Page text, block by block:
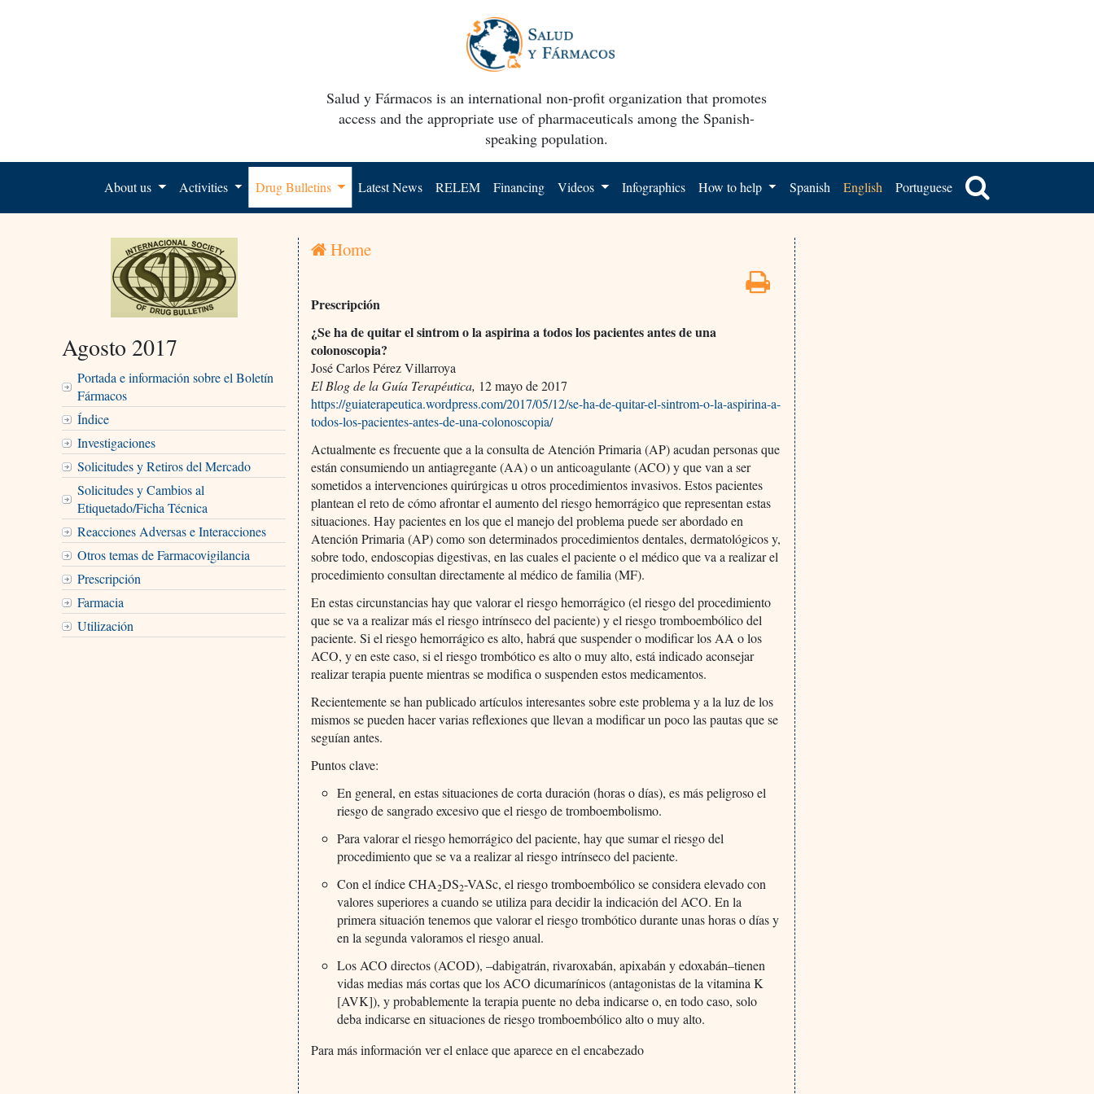
Salud y Fármacos is an international non-profit organization that promotes
access and the appropriate use of pharmaceuticals among the Spanish-
speaking population.
About us Activities Drug Bulletins Latest News RELEM Financing Videos Infographics How to help Spanish English Portuguese
Agosto 2017
Portada e información sobre el Boletín
Fármacos
Índice
Investigaciones
Solicitudes y Retiros del Mercado
Solicitudes y Cambios al
Etiquetado/Ficha Técnica
Reacciones Adversas e Interacciones
Otros temas de Farmacovigilancia
Prescripción
Farmacia
Utilización
Home
Prescripción
¿Se ha de quitar el sintrom o la aspirina a todos los pacientes antes de una
colonoscopia?
José Carlos Pérez Villarroya
El Blog de la Guía Terapéutica, 12 mayo de 2017
https://guiaterapeutica.wordpress.com/2017/05/12/se-ha-de-quitar-el-sintrom-o-la-aspirina-a-
todos-los-pacientes-antes-de-una-colonoscopia/
Actualmente es frecuente que a la consulta de Atención Primaria (AP) acudan personas que
están consumiendo un antiagregante (AA) o un anticoagulante (ACO) y que van a ser
sometidos a intervenciones quirúrgicas u otros procedimientos invasivos. Estos pacientes
plantean el reto de cómo afrontar el aumento del riesgo hemorrágico que representan estas
situaciones. Hay pacientes en los que el manejo del problema puede ser abordado en
Atención Primaria (AP) como son determinados procedimientos dentales, dermatológicos y,
sobre todo, endoscopias digestivas, en las cuales el paciente o el médico que va a realizar el
procedimiento consultan directamente al médico de familia (MF).
En estas circunstancias hay que valorar el riesgo hemorrágico (el riesgo del procedimiento
que se va a realizar más el riesgo intrínseco del paciente) y el riesgo tromboembólico del
paciente. Si el riesgo hemorrágico es alto, habrá que suspender o modificar los AA o los
ACO, y en este caso, si el riesgo trombótico es alto o muy alto, está indicado aconsejar
realizar terapia puente mientras se modifica o suspenden estos medicamentos.
Recientemente se han publicado artículos interesantes sobre este problema y a la luz de los
mismos se pueden hacer varias reflexiones que llevan a modificar un poco las pautas que se
seguían antes.
Puntos clave:
En general, en estas situaciones de corta duración (horas o días), es más peligroso el
riesgo de sangrado excesivo que el riesgo de tromboembolismo.
Para valorar el riesgo hemorrágico del paciente, hay que sumar el riesgo del
procedimiento que se va a realizar al riesgo intrínseco del paciente.
Con el índice CHA2DS2-VASc, el riesgo tromboembólico se considera elevado con
valores superiores a cuando se utiliza para decidir la indicación del ACO. En la
primera situación tenemos que valorar el riesgo trombótico durante unas horas o días y
en la segunda valoramos el riesgo anual.
Los ACO directos (ACOD), –dabigatrán, rivaroxabán, apixabán y edoxabán–tienen
vidas medias más cortas que los ACO dicumarínicos (antagonistas de la vitamina K
[AVK]), y probablemente la terapia puente no deba indicarse o, en todo caso, solo
deba indicarse en situaciones de riesgo tromboembólico alto o muy alto.
Para más información ver el enlace que aparece en el encabezado